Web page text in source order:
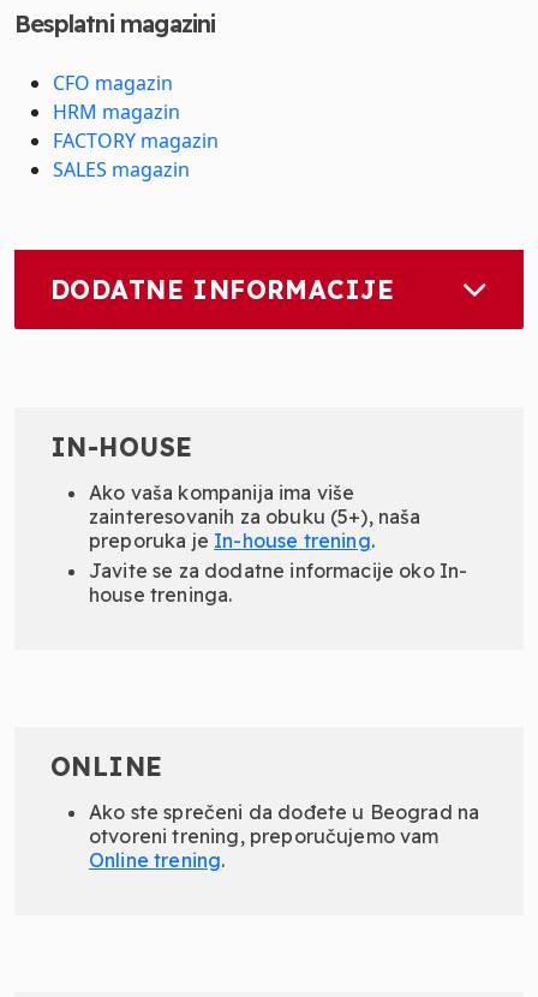
Besplatni magazini
CFO magazin
HRM magazin
FACTORY magazin
SALES magazin
DODATNE INFORMACIJE
IN-HOUSE
Ako vaša kompanija ima više
zainteresovanih za obuku (5+), naša
preporuka je In-house trening.
Javite se za dodatne informacije oko In-
house treninga.
ONLINE
Ako ste sprečeni da dođete u Beograd na
otvoreni trening, preporučujemo vam
Online trening.